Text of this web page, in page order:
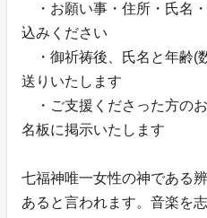
・お願い事・住所・氏名
込みください
・御祈祷後、氏名と年齢(
送りいたします
・ご支援くださった方の
名板に掲示いたします
七福神唯一女性の神である
あると言われます。音楽を